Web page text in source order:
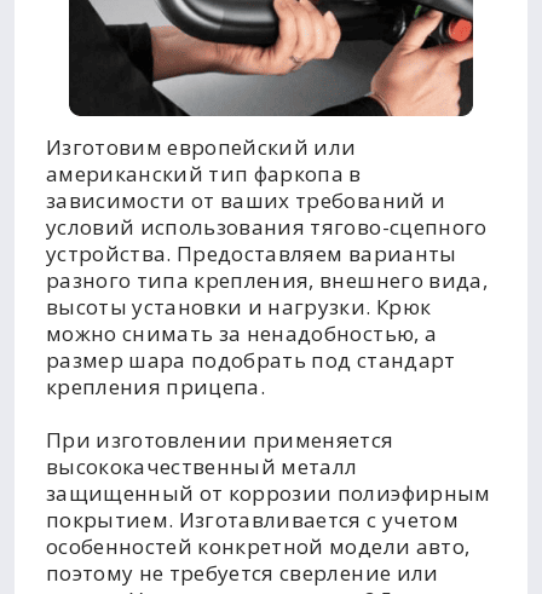
Изготовим европейский или
американский тип фаркопа в
зависимости от ваших требований и
условий использования тягово-сцепного
устройства. Предоставляем варианты
разного типа крепления, внешнего вида,
высоты установки и нагрузки. Крюк
можно снимать за ненадобностью, а
размер шара подобрать под стандарт
крепления прицепа.
При изготовлении применяется
высококачественный металл
защищенный от коррозии полиэфирным
покрытием. Изготавливается с учетом
особенностей конкретной модели авто,
поэтому не требуется сверление или